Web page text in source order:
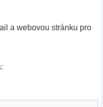
a webovou stránku pro